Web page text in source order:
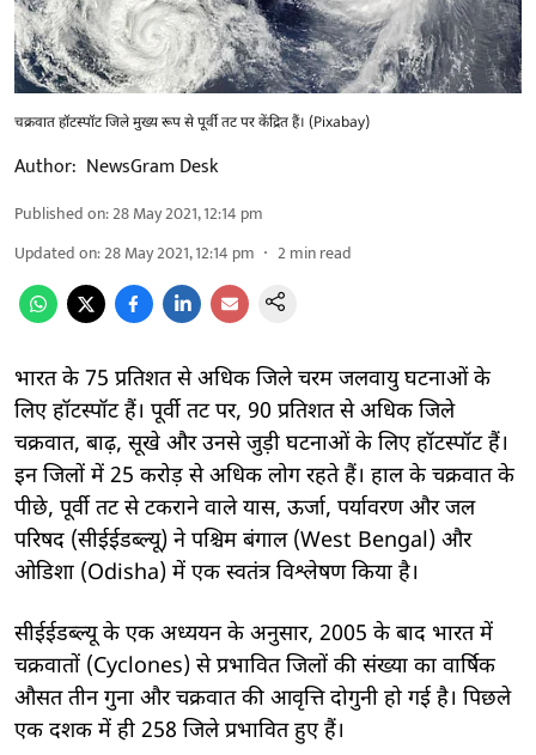
चक्रवात हॉटस्पॉट जिले मुख्य रूप से पूर्वी तट पर केंद्रित हैं। (Pixabay)
Author: NewsGram Desk
Published on:28 May 2021, 12:14 pm
Updated on:28 May 2021, 12:14 pm 2min read
भारत के 75 प्रतिशत से अधिक जिले चरम जलवायु घटनाओं के
लिए हॉटस्पॉट हैं। पूर्वी तट पर, 90 प्रतिशत से अधिक जिले
चक्रवात, बाढ़, सूखे और उनसे जुड़ी घटनाओं के लिए हॉटस्पॉट हैं।
इन जिलों में 25 करोड़ से अधिक लोग रहते हैं। हाल के चक्रवात के
पीछे, पूर्वी तट से टकराने वाले यास, ऊर्जा, पर्यावरण और जल
परिषद (सीईईडब्ल्यू) ने पश्चिम बंगाल (West Bengal) और
ओडिशा (Odisha) में एक स्वतंत्र विश्लेषण किया है।
सीईईडब्ल्यू के एक अध्ययन के अनुसार, 2005 के बाद भारत में
चक्रवातों (Cyclones) से प्रभावित जिलों की संख्या का वार्षिक
औसत तीन गुना और चक्रवात की आवृत्ति दोगुनी हो गई है। पिछले
एक दशक में ही 258 जिले प्रभावित हुए हैं।